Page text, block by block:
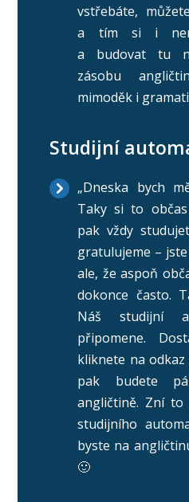
vstřebáte,
a tím si i
a budovat tu
zásobu
mimoděk i
Studijní
„Dneska bych
Taky si to
pak vždy
gratulujeme –
ale, že aspoň
dokonce často.
Náš studijní
připomene.
kliknete na odkaz
pak budete
angličtině. Zní to
studijního
byste na
🙂